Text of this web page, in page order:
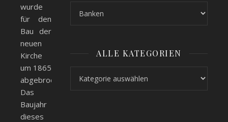
wurde
für den
Bau der
neuen
Kirche
um 1865
abgebrochen.
Das
Baujahr
dieses
ALLE KATEGORIEN